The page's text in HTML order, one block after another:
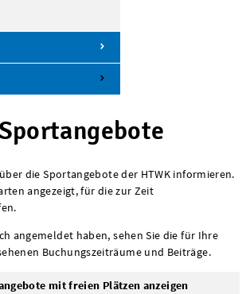
die Sportangebote der HTWK informieren.
angezeigt, für die zur Zeit
angemeldet haben, sehen Sie die für Ihre
Buchungszeiträume und Beiträge.
mit freien Plätzen anzeigen